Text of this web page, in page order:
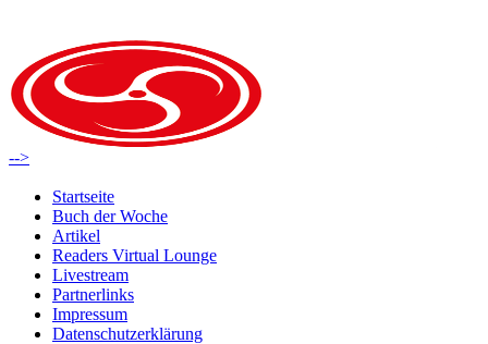
-->
Startseite
Buch der Woche
Artikel
Readers Virtual Lounge
Livestream
Partnerlinks
Impressum
Datenschutzerklärung